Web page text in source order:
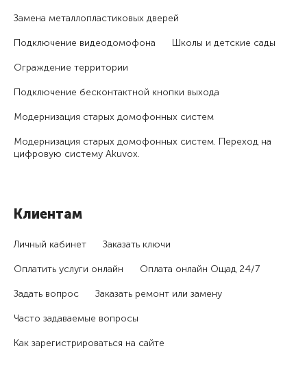
Замена металлопластиковых дверей
Подключение видеодомофона Школы и детские сады
Ограждение территории
Подключение бесконтактной кнопки выхода
Модернизация старых домофонных систем
Модернизация старых домофонных систем. Переход на
цифровую систему Akuvox.
Клиентам
Личный кабинет Заказать ключи
Оплатить услуги онлайн Оплата онлайн Ощад 24/7
Задать вопрос Заказать ремонт или замену
Часто задаваемые вопросы
Как зарегистри­роваться на сайте